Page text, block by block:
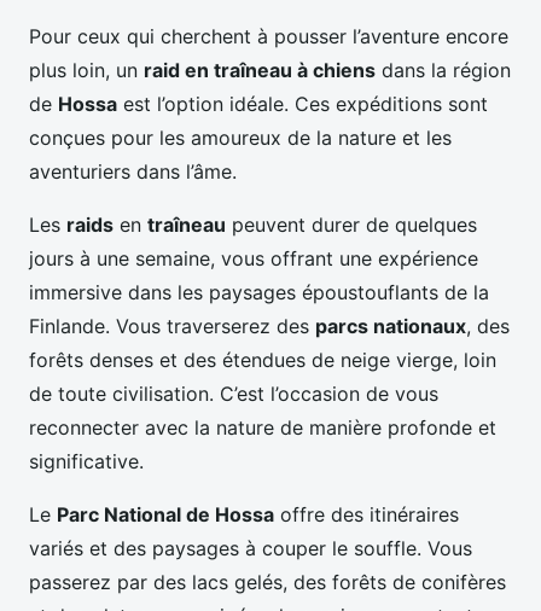
Pour ceux qui cherchent à pousser l’aventure encore
plus loin, un raid en traîneau à chiens dans la région
de Hossa est l’option idéale. Ces expéditions sont
conçues pour les amoureux de la nature et les
aventuriers dans l’âme.
Les raids en traîneau peuvent durer de quelques
jours à une semaine, vous offrant une expérience
immersive dans les paysages époustouflants de la
Finlande. Vous traverserez des parcs nationaux, des
forêts denses et des étendues de neige vierge, loin
de toute civilisation. C’est l’occasion de vous
reconnecter avec la nature de manière profonde et
significative.
Le Parc National de Hossa offre des itinéraires
variés et des paysages à couper le souffle. Vous
passerez par des lacs gelés, des forêts de conifères